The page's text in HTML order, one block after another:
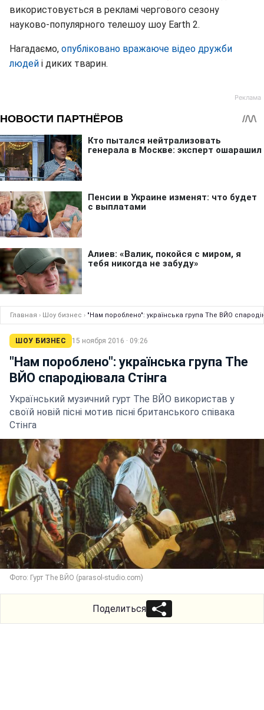
використовується в рекламі чергового сезону
науково-популярного телешоу шоу Earth 2.
Нагадаємо, опубліковано вражаюче відео дружби
людей і диких тварин.
Главная › Шоу бизнес › "Нам пороблено": українська група The ВЙО
ШОУ БИЗНЕС 15 ноября 2016 · 09:26
"Нам пороблено": українська група The
ВЙО спародіювала Стінга
Український музичний гурт The ВЙО використав у
своїй новій пісні мотив пісні британського співака
Стінга
Фото: Гурт The ВЙО (parasol-studio.com)
Поделиться